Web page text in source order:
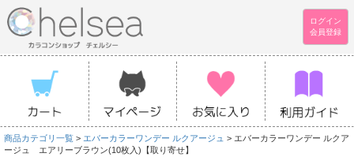
ログイン
会員登録
商品カテゴリ一覧 > エバーカラーワンデー ルクアージュ > エバーカラーワンデー ルクア
ージュ エアリーブラウン(10枚入)【取り寄せ】